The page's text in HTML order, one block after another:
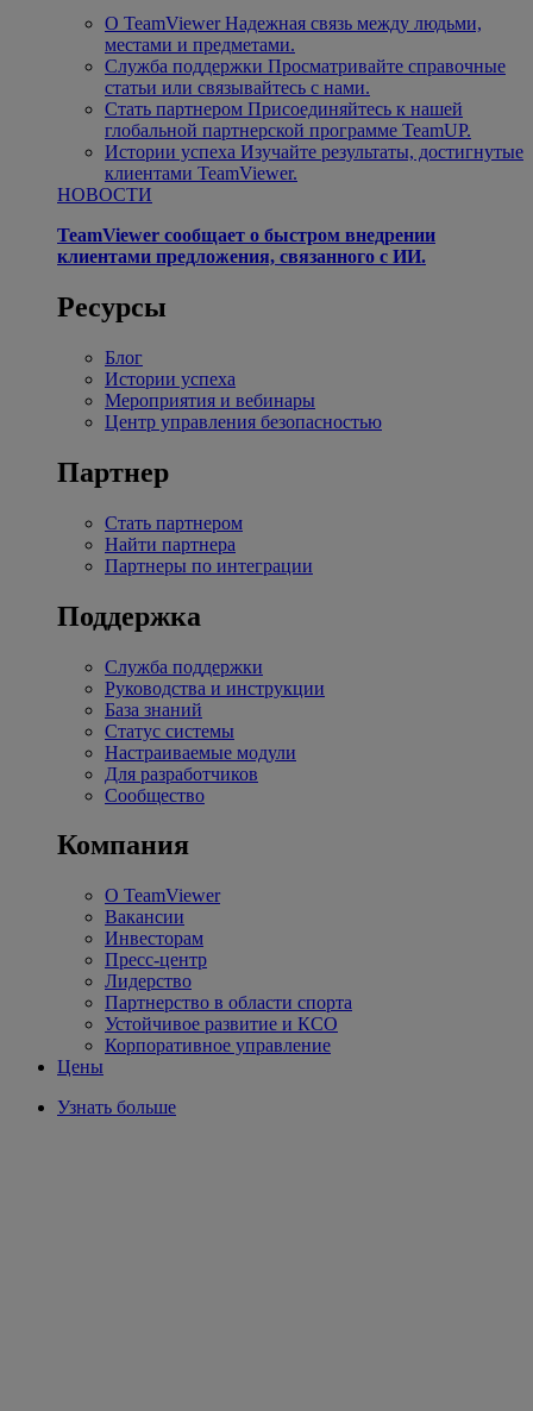
О TeamViewer Надежная связь между людьми,
местами и предметами.
Служба поддержки Просматривайте справочные
статьи или связывайтесь с нами.
Стать партнером Присоединяйтесь к нашей
глобальной партнерской программе TeamUP.
Истории успеха Изучайте результаты, достигнутые
клиентами TeamViewer.
НОВОСТИ
TeamViewer сообщает о быстром внедрении
клиентами предложения, связанного с ИИ.
Ресурсы
Блог
Истории успеха
Мероприятия и вебинары
Центр управления безопасностью
Партнер
Стать партнером
Найти партнера
Партнеры по интеграции
Поддержка
Служба поддержки
Руководства и инструкции
База знаний
Статус системы
Настраиваемые модули
Для разработчиков
Сообщество
Компания
О TeamViewer
Вакансии
Инвесторам
Пресс-центр
Лидерство
Партнерство в области спорта
Устойчивое развитие и КСО
Корпоративное управление
Цены
Узнать больше